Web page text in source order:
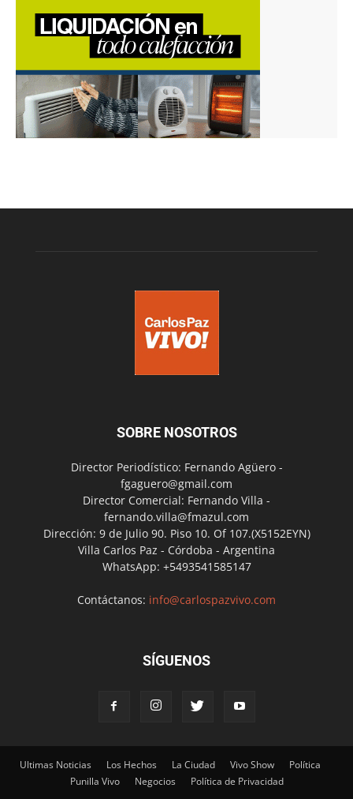
SOBRE NOSOTROS
Director Periodístico: Fernando Agüero -
fgaguero@gmail.com
Director Comercial: Fernando Villa -
fernando.villa@fmazul.com
Dirección: 9 de Julio 90. Piso 10. Of 107.(X5152EYN)
Villa Carlos Paz - Córdoba - Argentina
WhatsApp: +5493541585147
Contáctanos: info@carlospazvivo.com
SÍGUENOS
Ultimas Noticias Los Hechos La Ciudad Vivo Show
Política
Punilla Vivo
Negocios Política de Privacidad